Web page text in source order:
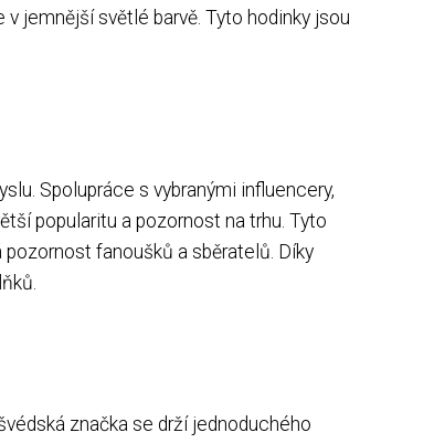
jemnější světlé barvě. Tyto hodinky jsou
Spolupráce s vybranými influencery,
popularitu a pozornost na trhu. Tyto
fanoušků a sběratelů. Díky
značka se drží jednoduchého